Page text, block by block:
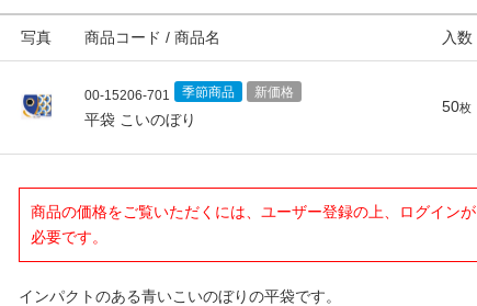
写真 商品コード / 商品名 入数
00-15206-701 季節商品 新価格
平袋 こいのぼり
50枚
商品の価格をご覧いただくには、ユーザー登録の上、ログインが
必要です。
インパクトのある青いこいのぼりの平袋です。